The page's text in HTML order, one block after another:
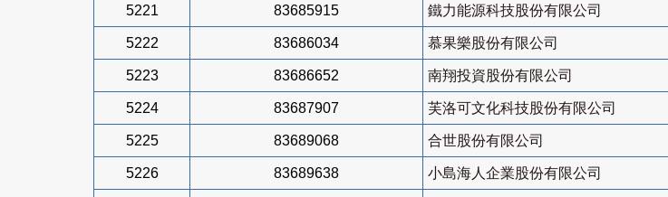
5221 83685915 鐵力能源科技股份有限公司
5222 83686034 慕果樂股份有限公司
5223 83686652 南翔投資股份有限公司
5224 83687907 芙洛可文化科技股份有限公司
5225 83689068 合世股份有限公司
5226 83689638 小島海人企業股份有限公司